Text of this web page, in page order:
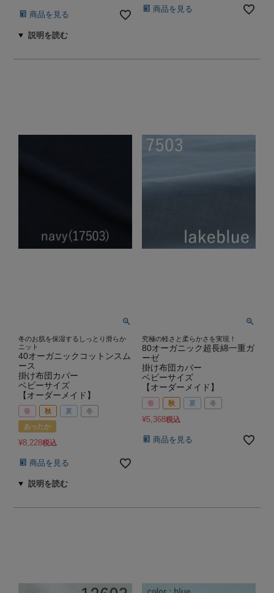
商品を見る
商品を見る
冬のお肌を保湿するしっとり滑らか
ニット
40オーガニックコットンスム
ース
掛け布団カバー
ベビーサイズ
【オーダーメイド】
春 秋 夏 冬
あったか
¥8,228税込
商品を見る
究極の軽さと柔らかさを実現！
80オーガニック超長綿一重ガ
ーゼ
掛け布団カバー
ベビーサイズ
【オーダーメイド】
春 秋 夏 冬
¥5,368税込
商品を見る